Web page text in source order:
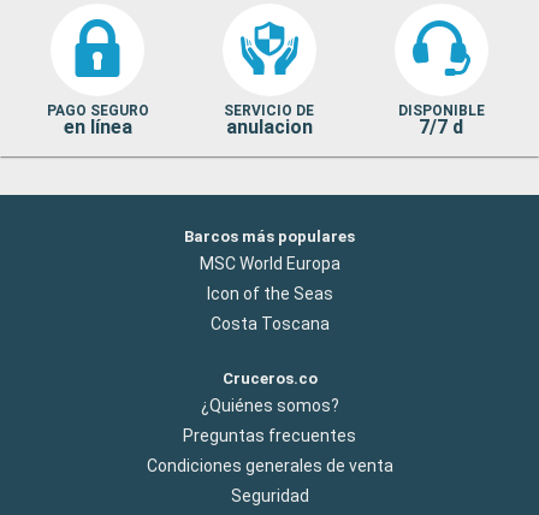
PAGO SEGURO
en línea
SERVICIO DE
anulacion
DISPONIBLE
7/7 d
Barcos más populares
MSC World Europa
Icon of the Seas
Costa Toscana
Cruceros.co
¿Quiénes somos?
Preguntas frecuentes
Condiciones generales de venta
Seguridad